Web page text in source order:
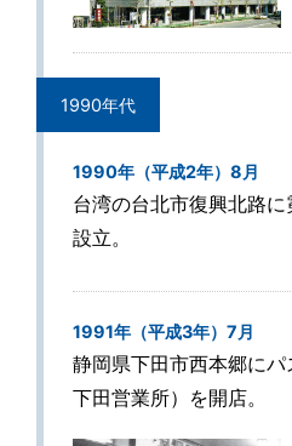
1990年代
1990年（平成2年）8月
台湾の台北市復興北路
設立。
1991年（平成3年）7月
静岡県下田市西本郷にパ
下田営業所）を開店。